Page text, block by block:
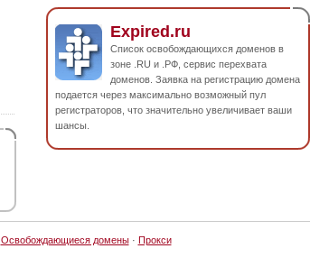
Expired.ru
Список освобождающихся доменов в
зоне .RU и .РФ, сервис перехвата
доменов. Заявка на регистрацию домена
подается через максимально возможный пул
регистраторов, что значительно увеличивает ваши
шансы.
Освобождающиеся домены· Прокси